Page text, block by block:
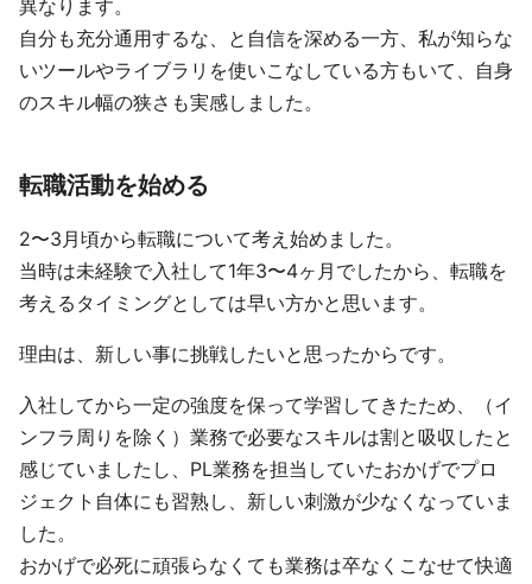
異なります。
自分も充分通用するな、と自信を深める一方、私が知らな
いツールやライブラリを使いこなしている方もいて、自身
のスキル幅の狭さも実感しました。
転職活動を始める
2〜3月頃から転職について考え始めました。
当時は未経験で入社して1年3〜4ヶ月でしたから、転職を
考えるタイミングとしては早い方かと思います。
理由は、新しい事に挑戦したいと思ったからです。
入社してから一定の強度を保って学習してきたため、（イ
ンフラ周りを除く）業務で必要なスキルは割と吸収したと
感じていましたし、PL業務を担当していたおかげでプロ
ジェクト自体にも習熟し、新しい刺激が少なくなっていま
した。
おかげで必死に頑張らなくても業務は卒なくこなせて快適